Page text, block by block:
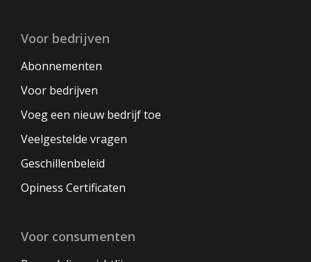
Voor bedrijven
Abonnementen
Voor bedrijven
Voeg een nieuw bedrijf toe
Veelgestelde vragen
Geschillenbeleid
Opiness Certificaten
Voor consumenten